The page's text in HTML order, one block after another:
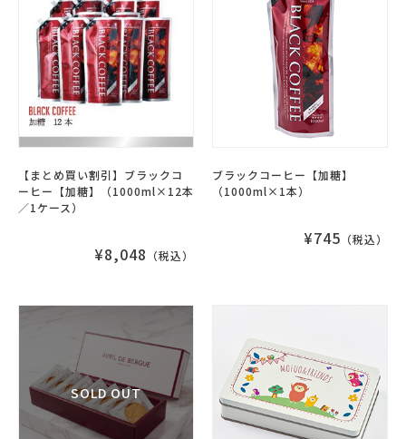
【まとめ買い割引】ブラックコ
ーヒー【加糖】（1000ml×12本
／1ケース）
¥8,048 （税込）
ブラックコーヒー【加糖】
（1000ml×1本）
¥745 （税込）